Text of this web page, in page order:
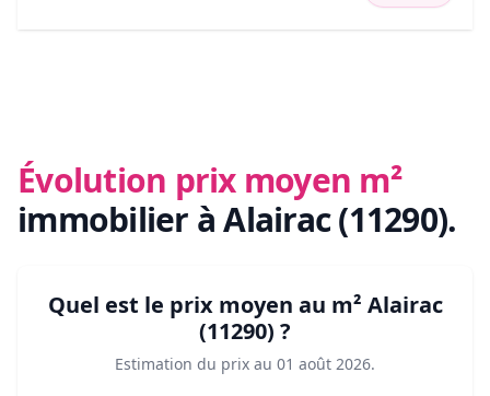
Évolution prix moyen m²
immobilier à Alairac (11290).
Quel est le prix moyen au m² Alairac
(11290) ?
Estimation du prix au 01 août 2026.